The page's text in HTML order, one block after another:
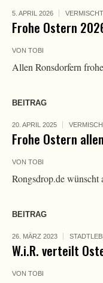
5. APRIL 2026
Frohe Ostern
VON TOBI
Allen Ronsdorfern
BEITRAG
20. APRIL 2025
Frohe Ostern
VON TOBI
Rongsdrop.de wünscht
BEITRAG
26. MÄRZ 2023
W.i.R. verteilt
VON TOBI